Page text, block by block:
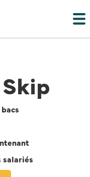
salariés